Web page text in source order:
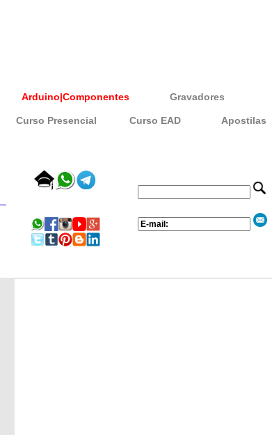
Arduino|Componentes Gravadores
Curso Presencial Curso EAD Apostilas